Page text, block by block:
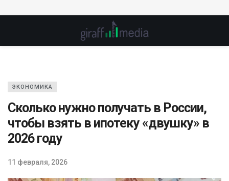
ЭКОНОМИКА
Сколько нужно получать в России,
чтобы взять в ипотеку «двушку» в
2026 году
11 февраля, 2026